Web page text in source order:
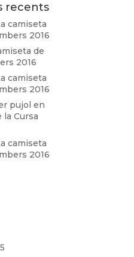
recents
camiseta
2016
de
2016
camiseta
2016
pujol en
la Cursa
camiseta
2016